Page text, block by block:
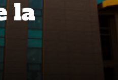
la